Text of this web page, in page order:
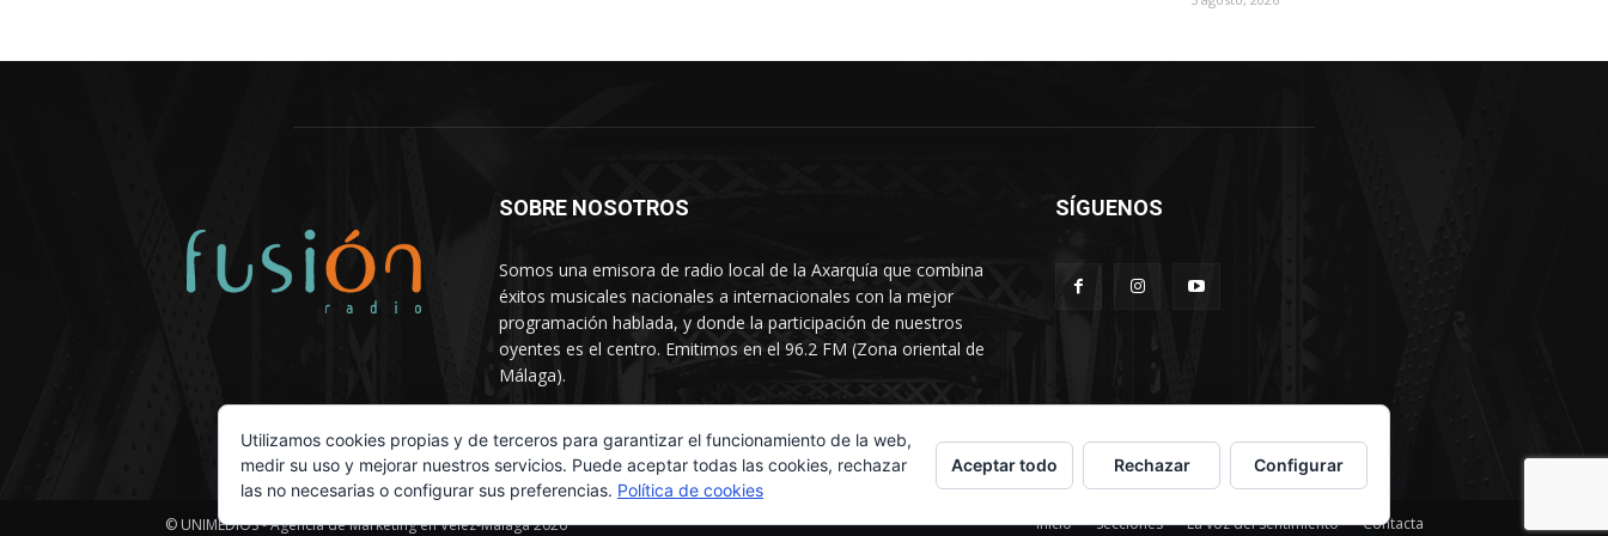
SOBRE NOSOTROS
Somos una emisora de radio local de la Axarquía que combina
éxitos musicales nacionales a internacionales con la mejor
programación hablada, y donde la participación de nuestros
oyentes es el centro. Emitimos en el 96.2 FM (Zona oriental de
Málaga).
SÍGUENOS
© UNIMEDIOS - Agencia de Marketing en Vélez-Málaga 2026 Inicio Secciones La voz del sentimiento Contacta
Utilizamos cookies propias y de terceros para garantizar el funcionamiento de la web,
medir su uso y mejorar nuestros servicios. Puede aceptar todas las cookies, rechazar
las no necesarias o configurar sus preferencias. Política de cookies
Aceptar todo Rechazar Configurar